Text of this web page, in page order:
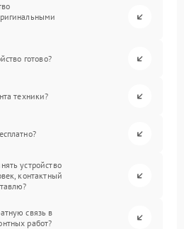
готово?
техники?
устройство
контактный
связь в
работ?